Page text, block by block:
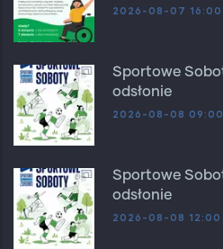
2026-08-07 16:00
Sportowe
odsłonie
2026-08-08 09:00
Sportowe
odsłonie
2026-08-08 12:00